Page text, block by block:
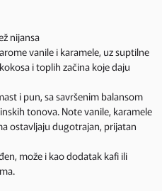
nijansa
vanile i karamele, uz suptilne
i toplih začina koje daju
i pun, sa savršenim balansom
tonova. Note vanile, karamele
ostavljaju dugotrajan, prijatan
može i kao dodatak kafi ili